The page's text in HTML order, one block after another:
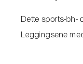
Dette sports-bh-
Leggingsene